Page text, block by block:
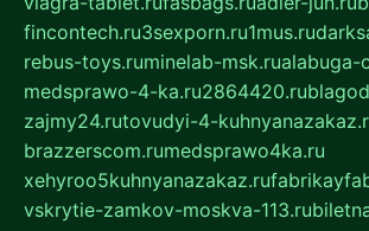
fincontech.ru3sexporn.ru1mus.ru
rebus-toys.ruminelab-msk.rualabuga-
medsprawo-4-ka.ru2864420.ru
zajmy24.rutovudyi-4-
brazzerscom.rumedsprawo4ka.ru
xehyroo5kuhnyanazakaz.ru
vskrytie-zamkov-moskva-113.ru